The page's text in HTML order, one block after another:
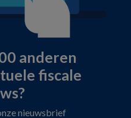
anderen
fiscale
nieuwsbrief